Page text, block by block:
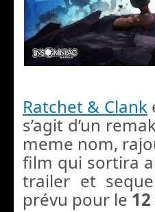
Ratchet & Clank
s’agit d’un
meme nom,
film qui sortira
trailer et
prévu pour le